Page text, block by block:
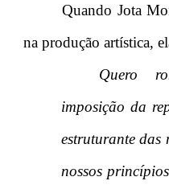
Quando Jota
na produção artística,
Quero
imposição da
estruturante das
nossos